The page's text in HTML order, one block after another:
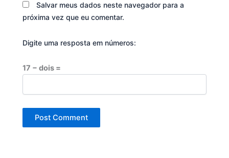
Salvar meus dados neste navegador para a
próxima vez que eu comentar.
Digite uma resposta em números:
17 − dois =